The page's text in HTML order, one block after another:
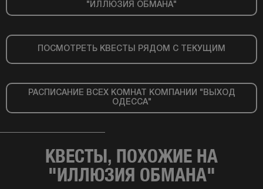
"ИЛЛЮЗИЯ ОБМАНА"
ПОСМОТРЕТЬ КВЕСТЫ РЯДОМ С ТЕКУЩИМ
РАСПИСАНИЕ ВСЕХ КОМНАТ КОМПАНИИ "ВЫХОД
ОДЕССА"
КВЕСТЫ, ПОХОЖИЕ НА
"ИЛЛЮЗИЯ ОБМАНА"